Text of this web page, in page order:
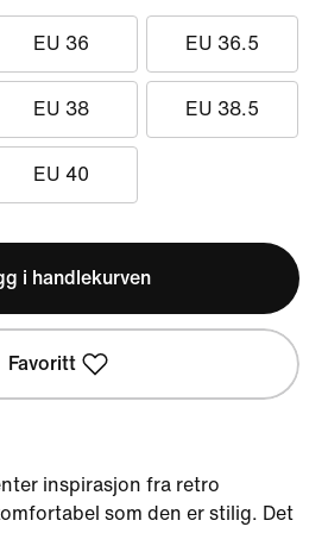
EU 36 EU 36.5
EU 38 EU 38.5
EU 40
i handlekurven
Favoritt
inspirasjon fra retro
som den er stilig. Det